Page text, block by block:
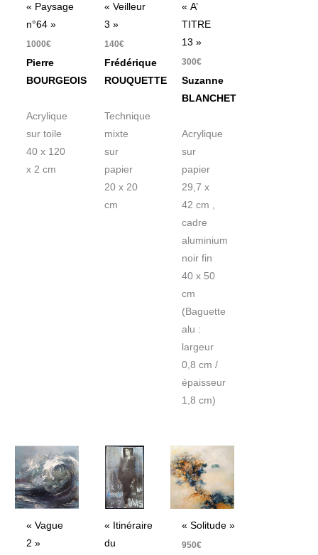
« Paysage
n°64 »
1000€
Pierre
BOURGEOIS
Acrylique
sur toile
40 x 120
x 2 cm
« Veilleur
3 »
140€
Frédérique
ROUQUETTE
Technique
mixte
sur
papier
20 x 20
cm
« A’
TITRE
13 »
300€
Suzanne
BLANCHET
Acrylique
sur
papier
29,7 x
42 cm ,
cadre
aluminium
noir fin
40 x 50
cm
(Baguette
alu :
largeur
0,8 cm /
épaisseur
1,8 cm)
« Vague
2 »
« Itinéraire
du
« Solitude »
950€